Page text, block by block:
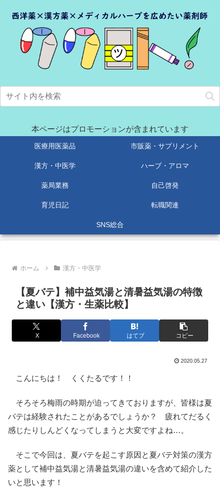
本ページはプロモーションが含まれています
医療用医薬品 市販薬・サプリメント
漢方・中医学 ハーブ・アロマ
薬局業務 自己啓発
育児日記 転職関連
SNS総合
ホーム 漢方・中医学
【夏バテ】補中益気湯と清暑益気湯の特徴
と違い【漢方・生薬比較】
X Facebook はてブ コピー
2020.05.27
こんにちは！ くくたるです！！
そろそろ梅雨の時期が迫ってきておりますが、皆様は夏
バテは経験されたことがあるでしょうか？ 疲れてだるく
感じたりしんどくなってしまうと大変ですよね…。
そこで今回は、夏バテを起こす原因と夏バテ対策の漢方
薬として補中益気湯と清暑益気湯の違いを含めて紹介した
いと思います！